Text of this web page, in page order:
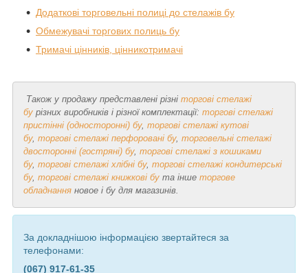
Додаткові торговельні полиці до стелажів бу
Обмежувачі торгових полиць бу
Тримачі цінників, цінникотримачі
Також у продажу представлені різні торгові стелажі
бу різних виробників і різної комплектації: торгові стелажі
пристінні (односторонні) бу, торгові стелажі кутові
бу, торгові стелажі перфоровані бу, торговельні стелажі
двосторонні (гостряні) бу, торгові стелажі з кошиками
бу, торгові стелажі хлібні бу, торгові стелажі кондитерські
бу, торгові стелажі книжкові бу та інше торгове
обладнання новое і бу для магазинів.
За докладнішою інформацією звертайтеся за
телефонами:
(067) 917-61-35